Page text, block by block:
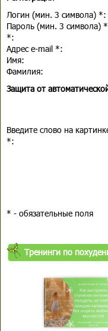
Логин (мин. 3 символа) *:
Пароль (мин. 3 символа) *
*:
Адрес e-mail *:
Имя:
Фамилия:
Защита от
Введите слово на
*:
* - обязательные поля
Тренинги по